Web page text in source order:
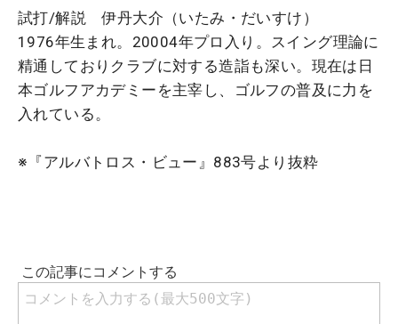
試打/解説 伊丹大介（いたみ・だいすけ）
1976年生まれ。20004年プロ入り。スイング理論に
精通しておりクラブに対する造詣も深い。現在は日
本ゴルフアカデミーを主宰し、ゴルフの普及に力を
入れている。
※『アルバトロス・ビュー』883号より抜粋